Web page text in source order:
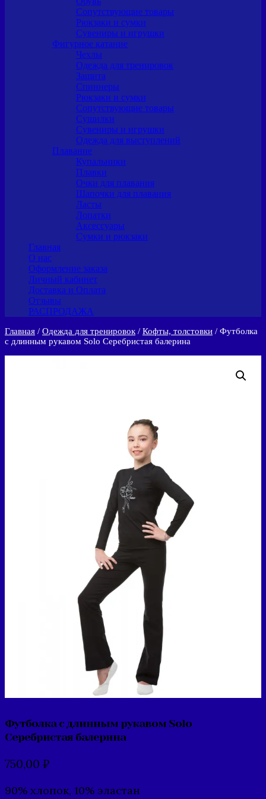
Сопутствующие товары
Рюкзаки и сумки
Сувениры и игрушки
Фигурное катание
Чехлы
Одежда для тренировок
Защита
Спиннеры
Рюкзаки и сумки
Сопутствующие товары
Сушилки
Сувениры и игрушки
Одежда для выступлений
Плавание
Купальники
Плавки
Очки для плавания
Шапочки для плавания
Ласты
Лопатки
Аксессуары
Сумки и рюкзаки
Главная
О нас
Оформление заказа
Личный кабинет
Доставка и Оплата
Отзывы
РАСПРОДАЖА
Главная / Одежда для тренировок/ Кофты, толстовки / Футболка
с длинным рукавом Solo Серебристая балерина
Футболка с длинным рукавом Solo
Серебристая балерина
750,00 ₽
90% хлопок, 10% эластан